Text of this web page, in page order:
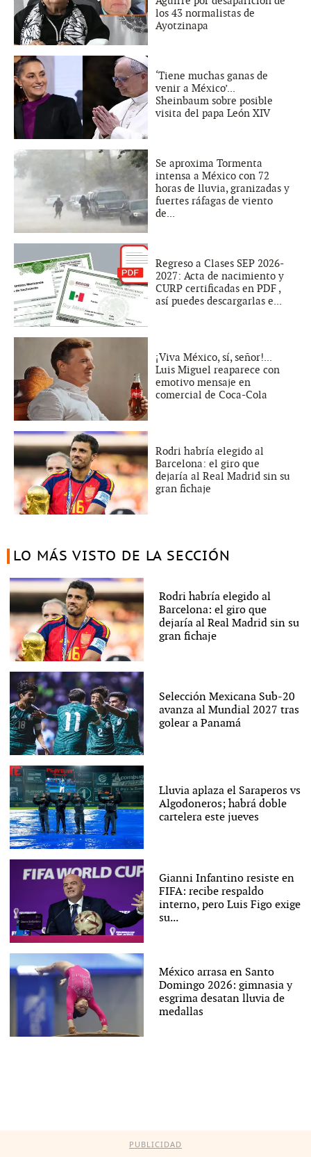
los 43 normalistas de
Ayotzinapa
‘Tiene muchas ganas de
venir a México’...
Sheinbaum sobre posible
visita del papa León XIV
Se aproxima Tormenta
intensa a México con 72
horas de lluvia, granizadas y
fuertes ráfagas de viento
de...
Regreso a Clases SEP 2026-
2027: Acta de nacimiento y
CURP certificadas en PDF ,
así puedes descargarlas e...
¡Viva México, sí, señor!...
Luis Miguel reaparece con
emotivo mensaje en
comercial de Coca-Cola
Rodri habría elegido al
Barcelona: el giro que
dejaría al Real Madrid sin su
gran fichaje
LO MÁS VISTO DE LA SECCIÓN
Rodri habría elegido al
Barcelona: el giro que
dejaría al Real Madrid sin su
gran fichaje
Selección Mexicana Sub-20
avanza al Mundial 2027 tras
golear a Panamá
Lluvia aplaza el Saraperos vs
Algodoneros; habrá doble
cartelera este jueves
Gianni Infantino resiste en
FIFA: recibe respaldo
interno, pero Luis Figo exige
su...
México arrasa en Santo
Domingo 2026: gimnasia y
esgrima desatan lluvia de
medallas
PUBLICIDAD